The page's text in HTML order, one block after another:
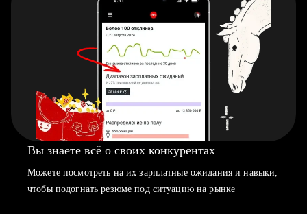
Вы знаете всё о своих конкурентах
Можете посмотреть на их зарплатные ожидания и навыки,
чтобы подогнать резюме под ситуацию на рынке